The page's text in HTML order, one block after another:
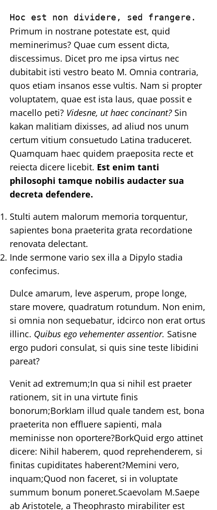
Hoc est non dividere, sed frangere.
Primum in nostrane potestate est, quid
meminerimus? Quae cum essent dicta,
discessimus. Dicet pro me ipsa virtus nec
dubitabit isti vestro beato M. Omnia contraria,
quos etiam insanos esse vultis. Nam si propter
voluptatem, quae est ista laus, quae possit e
macello peti? Videsne, ut haec concinant? Sin
kakan malitiam dixisses, ad aliud nos unum
certum vitium consuetudo Latina traduceret.
Quamquam haec quidem praeposita recte et
reiecta dicere licebit. Est enim tanti
philosophi tamque nobilis audacter sua
decreta defendere.
Stulti autem malorum memoria torquentur,
sapientes bona praeterita grata recordatione
renovata delectant.
Inde sermone vario sex illa a Dipylo stadia
confecimus.
Dulce amarum, leve asperum, prope longe,
stare movere, quadratum rotundum. Non enim,
si omnia non sequebatur, idcirco non erat ortus
illinc. Quibus ego vehementer assentior. Satisne
ergo pudori consulat, si quis sine teste libidini
pareat?
Venit ad extremum;In qua si nihil est praeter
rationem, sit in una virtute finis
bonorum;BorkIam illud quale tandem est, bona
praeterita non effluere sapienti, mala
meminisse non oportere?BorkQuid ergo attinet
dicere: Nihil haberem, quod reprehenderem, si
finitas cupiditates haberent?Memini vero,
inquam;Quod non faceret, si in voluptate
summum bonum poneret.Scaevolam M.Saepe
ab Aristotele, a Theophrasto mirabiliter est